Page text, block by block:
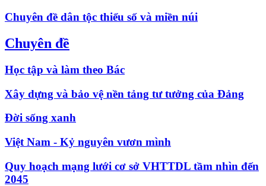
Chuyên đề dân tộc thiểu số và miền núi
Chuyên đề
Học tập và làm theo Bác
Xây dựng và bảo vệ nền tảng tư tưởng của Đảng
Đời sống xanh
Việt Nam - Kỷ nguyên vươn mình
Quy hoạch mạng lưới cơ sở VHTTDL tầm nhìn đến
2045